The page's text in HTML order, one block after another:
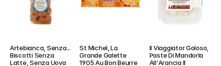
Artebianca, Senza...
Biscotti Senza
Latte, Senza Uova
St Michel, La
Grande Galette
1905 Au Bon Beurre
Il Viaggiator Goloso,
Paste Di Mandorla
All'Arancia Il